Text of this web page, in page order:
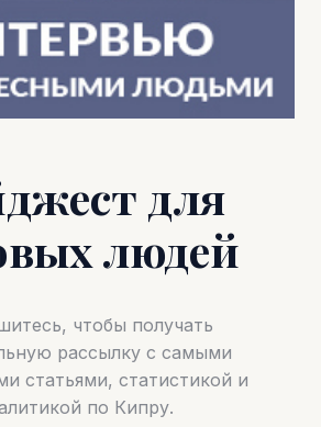
для
людей
чтобы получать
рассылку с самыми
статьями, статистикой и
по Кипру.